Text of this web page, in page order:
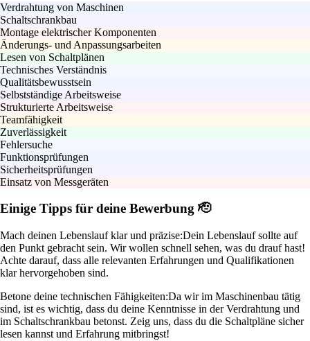
Verdrahtung von Maschinen
Schaltschrankbau
Montage elektrischer Komponenten
Änderungs- und Anpassungsarbeiten
Lesen von Schaltplänen
Technisches Verständnis
Qualitätsbewusstsein
Selbstständige Arbeitsweise
Strukturierte Arbeitsweise
Teamfähigkeit
Zuverlässigkeit
Fehlersuche
Funktionsprüfungen
Sicherheitsprüfungen
Einsatz von Messgeräten
Einige Tipps für deine Bewerbung 🫡
Mach deinen Lebenslauf klar und präzise:Dein Lebenslauf sollte auf
den Punkt gebracht sein. Wir wollen schnell sehen, was du drauf hast!
Achte darauf, dass alle relevanten Erfahrungen und Qualifikationen
klar hervorgehoben sind.
Betone deine technischen Fähigkeiten:Da wir im Maschinenbau tätig
sind, ist es wichtig, dass du deine Kenntnisse in der Verdrahtung und
im Schaltschrankbau betonst. Zeig uns, dass du die Schaltpläne sicher
lesen kannst und Erfahrung mitbringst!